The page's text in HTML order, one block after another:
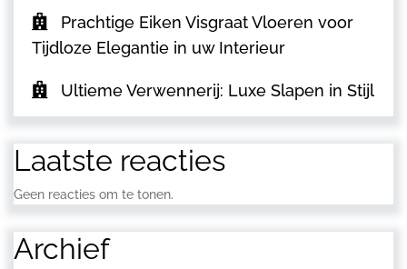
Prachtige Eiken Visgraat Vloeren voor
Tijdloze Elegantie in uw Interieur
Ultieme Verwennerij: Luxe Slapen in Stijl
Laatste reacties
Geen reacties om te tonen.
Archief